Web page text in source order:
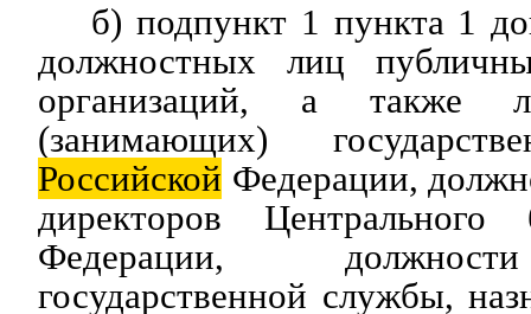
б) подпункт 1 пункта 1
должностных лиц
организаций, а также
(занимающих)
Российской Федерации,
директоров Центрального
Федерации,
государственной службы,